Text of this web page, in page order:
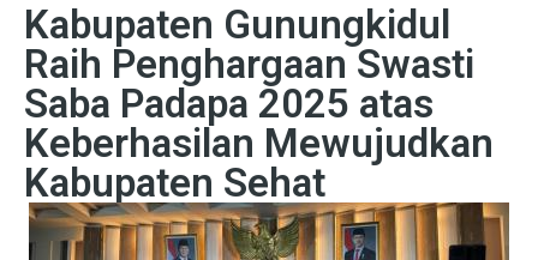
Kabupaten Gunungkidul
Raih Penghargaan Swasti
Saba Padapa 2025 atas
Keberhasilan Mewujudkan
Kabupaten Sehat